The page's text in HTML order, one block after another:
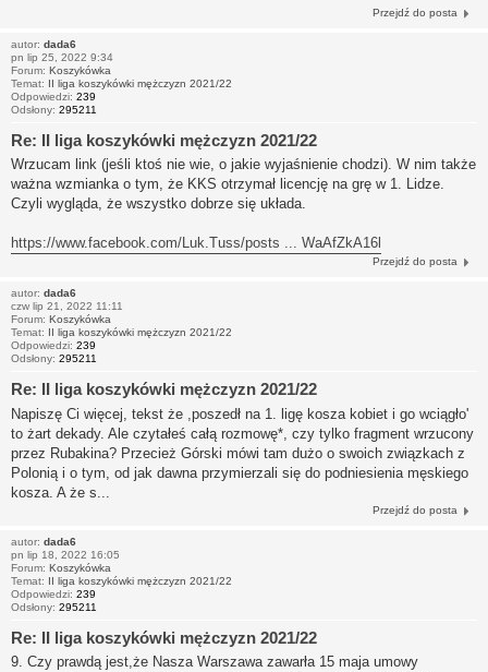
Przejdź do posta
autor: dada6
pn lip 25, 2022 9:34
Forum: Koszykówka
Temat: II liga koszykówki mężczyzn 2021/22
Odpowiedzi: 239
Odsłony: 295211
Re: II liga koszykówki mężczyzn 2021/22
Wrzucam link (jeśli ktoś nie wie, o jakie wyjaśnienie chodzi). W nim także
ważna wzmianka o tym, że KKS otrzymał licencję na grę w 1. Lidze.
Czyli wygląda, że wszystko dobrze się układa.
https://www.facebook.com/Luk.Tuss/posts ... WaAfZkA16l
Przejdź do posta
autor: dada6
czw lip 21, 2022 11:11
Forum: Koszykówka
Temat: II liga koszykówki mężczyzn 2021/22
Odpowiedzi: 239
Odsłony: 295211
Re: II liga koszykówki mężczyzn 2021/22
Napiszę Ci więcej, tekst że ,poszedł na 1. ligę kosza kobiet i go wciągło'
to żart dekady. Ale czytałeś całą rozmowę*, czy tylko fragment wrzucony
przez Rubakina? Przecież Górski mówi tam dużo o swoich związkach z
Polonią i o tym, od jak dawna przymierzali się do podniesienia męskiego
kosza. A że s...
Przejdź do posta
autor: dada6
pn lip 18, 2022 16:05
Forum: Koszykówka
Temat: II liga koszykówki mężczyzn 2021/22
Odpowiedzi: 239
Odsłony: 295211
Re: II liga koszykówki mężczyzn 2021/22
9. Czy prawdą jest,że Nasza Warszawa zawarła 15 maja umowy